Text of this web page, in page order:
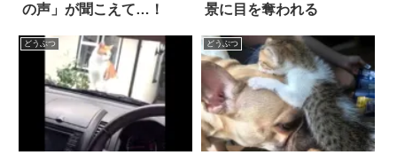
の声」が聞こえて…！
景に目を奪われる
どうぶつ どうぶつ